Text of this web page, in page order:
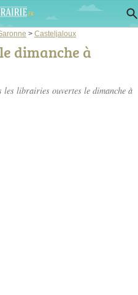
> Casteljaloux
dimanche à
les librairies ouvertes le dimanche à